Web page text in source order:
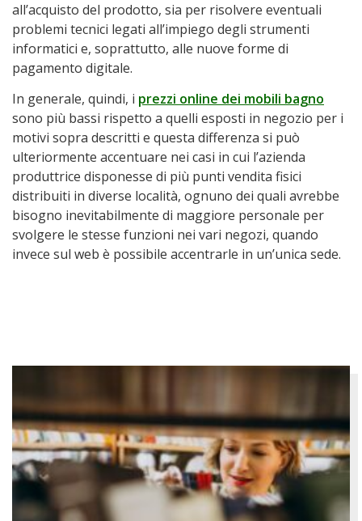
all’acquisto del prodotto, sia per risolvere eventuali
problemi tecnici legati all’impiego degli strumenti
informatici e, soprattutto, alle nuove forme di
pagamento digitale.
In generale, quindi, i prezzi online dei mobili bagno
sono più bassi rispetto a quelli esposti in negozio per i
motivi sopra descritti e questa differenza si può
ulteriormente accentuare nei casi in cui l’azienda
produttrice disponesse di più punti vendita fisici
distribuiti in diverse località, ognuno dei quali avrebbe
bisogno inevitabilmente di maggiore personale per
svolgere le stesse funzioni nei vari negozi, quando
invece sul web è possibile accentrarle in un’unica sede.